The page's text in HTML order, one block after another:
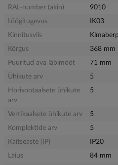
RAL-number (akin)
9010
Löögitugevus
IK03
Kinnitusviis
Kõrgus
368 mm
Puuritud ava läbimõõt
71 mm
Ühikute arv
5
Horisontaalsete ühikute
arv
5
Vertikaalsete ühikute arv
5
Komplektide arv
5
Kaitseaste (IP)
IP20
Laius
84 mm